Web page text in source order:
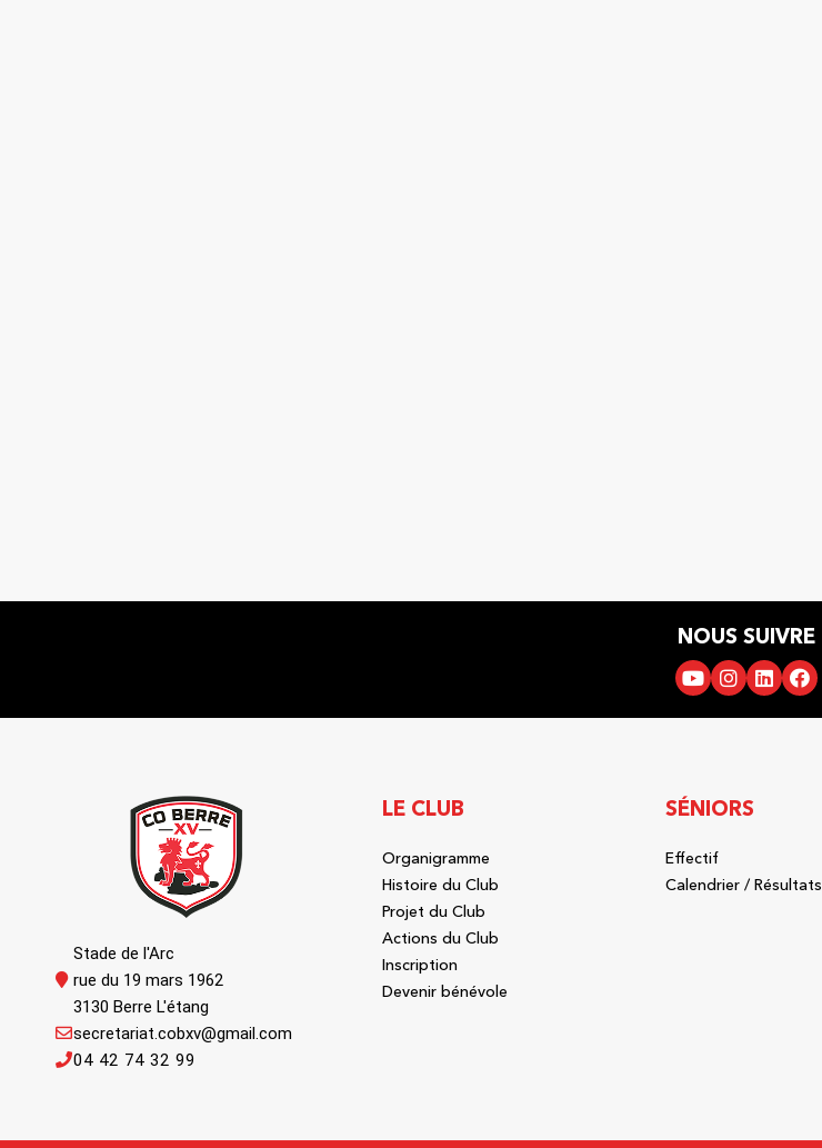
NOUS SUIVRE
Stade de l'Arc
rue du 19 mars 1962
3130 Berre L'étang
04 42 74 32 99
secretariat.cobxv@gmail.com
LE CLUB
Organigramme
Histoire du Club
Projet du Club
Actions du Club
Inscription
Devenir bénévole
SÉNIORS
Effectif
Calendrier / Résultats